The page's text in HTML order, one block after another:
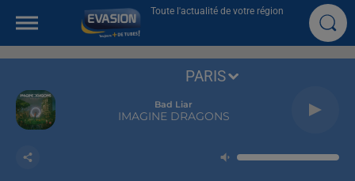
Toute l'actualité de votre région
Bad Liar
IMAGINE DRAGONS
PARIS